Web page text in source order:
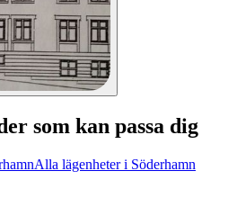
som kan passa dig
Alla lägenheter i Söderhamn